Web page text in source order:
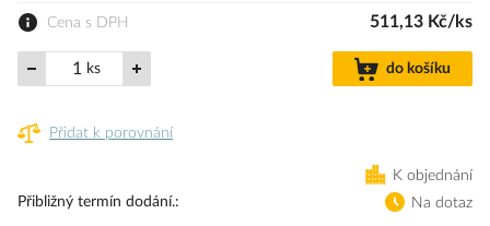
Cena s DPH 511,13 Kč/ks
ks do košíku
Přidat k porovnání
K objednání
Přibližný termín dodání.
Na dotaz